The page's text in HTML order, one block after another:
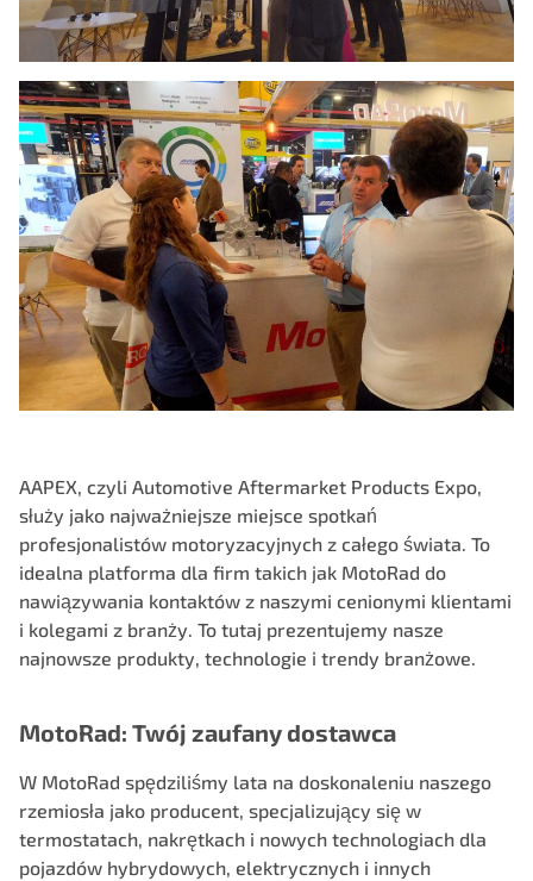
AAPEX, czyli Automotive Aftermarket Products Expo,
służy jako najważniejsze miejsce spotkań
profesjonalistów motoryzacyjnych z całego świata. To
idealna platforma dla firm takich jak MotoRad do
nawiązywania kontaktów z naszymi cenionymi klientami
i kolegami z branży. To tutaj prezentujemy nasze
najnowsze produkty, technologie i trendy branżowe.
MotoRad: Twój zaufany dostawca
W MotoRad spędziliśmy lata na doskonaleniu naszego
rzemiosła jako producent, specjalizujący się w
termostatach, nakrętkach i nowych technologiach dla
pojazdów hybrydowych, elektrycznych i innych